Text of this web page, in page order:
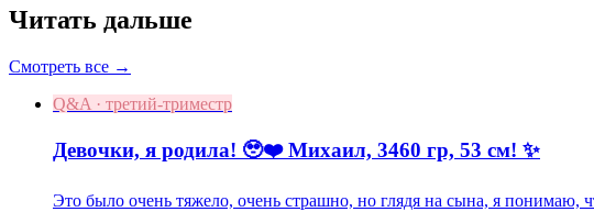
Читать дальше
Смотреть все →
Q&A · третий-триместр
Девочки, я родила! 🥹❤️ Михаил, 3460 гр, 53 см! ✨
Это было очень тяжело, очень страшно, но глядя на сына, я понимаю,